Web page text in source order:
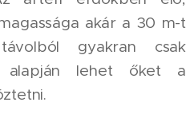
akár a 30 m-t
gyakran csak
alapján lehet őket a